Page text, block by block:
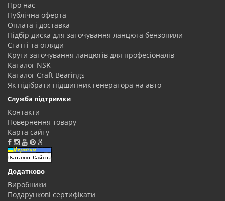
Про нас
Публічна оферта
Оплата і доставка
Підбір диска для заточування ланцюга бензопили
Статті та огляди
Круги заточування ланцюгів для професіоналів
Каталог NSK
Каталог Craft Bearings
Як підібрати підшипник генератора на авто
Служба підтримки
Контакти
Повернення товару
Карта сайту
Додатково
Виробники
Подарункові сертифікати